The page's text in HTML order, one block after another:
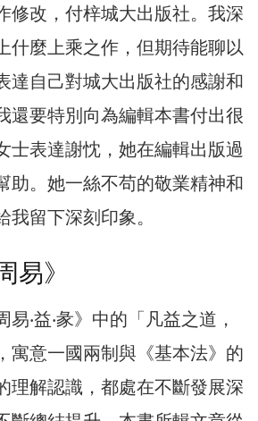
修改，付梓城大出版社。我深
什麼上乘之作，但期待能聊以
達自己對城大出版社的感謝和
還要特別向為編輯本書付出很
士表達謝忱，她在編輯出版過
助。她一絲不苟的敬業精神和
留下深刻印象。
易》
‧益‧彖》中的「凡益之道，
寓意一國兩制與《基本法》的
理解認識，都處在不斷發展深